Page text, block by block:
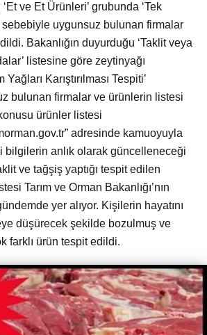
‘Et ve Et Ürünleri’ grubunda ‘Tek
sebebiyle uygunsuz bulunan firmalar
Bakanlığın duyurduğu ‘Taklit veya
listesine göre zeytinyağı
Karıştırılması Tespiti’
bulunan firmalar ve ürünlerin listesi
ürünler listesi
adresinde kamuoyuyla
bilgilerin anlık olarak güncelleneceği
ve tağşiş yaptığı tespit edilen
Tarım ve Orman Bakanlığı’nın
yer alıyor. Kişilerin hayatını
düşürecek şekilde bozulmuş ve
farklı ürün tespit edildi.